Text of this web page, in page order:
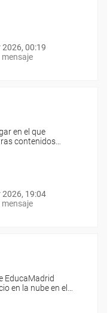
2026, 00:19
mensaje
en el que
contenidos…
2026, 19:04
mensaje
EducaMadrid
en la nube en el…